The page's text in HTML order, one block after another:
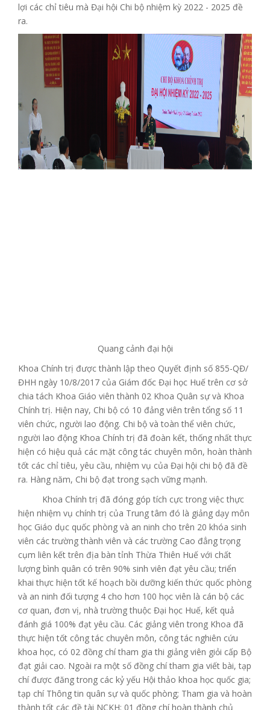
lợi các chỉ tiêu mà Đại hội Chi bộ nhiệm kỳ 2022 - 2025 đề
ra.
Quang cảnh đại hội
Khoa Chính trị được thành lập theo Quyết định số 855-QĐ/
ĐHH ngày 10/8/2017 của Giám đốc Đại học Huế trên cơ sở
chia tách Khoa Giáo viên thành 02 Khoa Quân sự và Khoa
Chính trị. Hiện nay, Chi bộ có 10 đảng viên trên tổng số 11
viên chức, người lao động. Chi bộ và toàn thể viên chức,
người lao động Khoa Chính trị đã đoàn kết, thống nhất thực
hiện có hiệu quả các mặt công tác chuyên môn, hoàn thành
tốt các chỉ tiêu, yêu cầu, nhiệm vụ của Đại hội chi bộ đã đề
ra. Hàng năm, Chi bộ đạt trong sạch vững mạnh.
Khoa Chính trị đã đóng góp tích cực trong việc thực
hiện nhiệm vụ chính trị của Trung tâm đó là giảng dạy môn
học Giáo dục quốc phòng và an ninh cho trên 20 khóa sinh
viên các trường thành viên và các trường Cao đẳng trọng
cụm liên kết trên địa bàn tỉnh Thừa Thiên Huế với chất
lượng bình quân có trên 90% sinh viên đạt yêu cầu; triển
khai thực hiện tốt kế hoạch bồi dưỡng kiến thức quốc phòng
và an ninh đối tượng 4 cho hơn 100 học viên là cán bộ các
cơ quan, đơn vị, nhà trường thuộc Đại học Huế, kết quả
đánh giá 100% đạt yêu cầu. Các giảng viên trong Khoa đã
thực hiện tốt công tác chuyên môn, công tác nghiên cứu
khoa học, có 02 đồng chí tham gia thi giảng viên giỏi cấp Bộ
đạt giải cao. Ngoài ra một số đồng chí tham gia viết bài, tạp
chí được đăng trong các kỷ yếu Hội thảo khoa học quốc gia;
tạp chí Thông tin quân sự và quốc phòng; Tham gia và hoàn
thành tốt các đề tài NCKH; 01 đồng chí hoàn thành chủ